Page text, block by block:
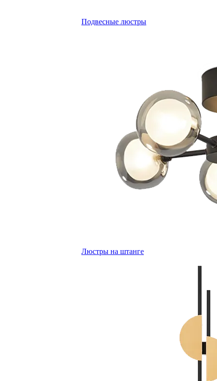
Подвесные люстры
Люстры на штанге